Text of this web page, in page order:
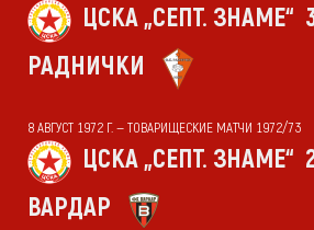
ЦСКА „СЕПТ. ЗНАМЕ“
РАДНИЧКИ
8 АВГУСТ 1972 Г. — ТОВАРИЩЕСКИЕ МАТЧИ 1972/73
ЦСКА „СЕПТ. ЗНАМЕ“
ВАРДАР